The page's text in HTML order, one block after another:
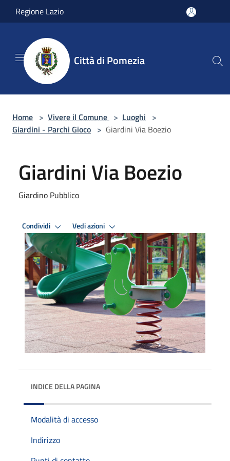
Salta al contenuto principale
Regione Lazio
Città di Pomezia
Home > Vivere il Comune > Luoghi >
Giardini - Parchi Gioco > Giardini Via Boezio
Giardini Via Boezio
Giardino Pubblico
Condividi Vedi azioni
INDICE DELLA PAGINA
Modalità di accesso
Indirizzo